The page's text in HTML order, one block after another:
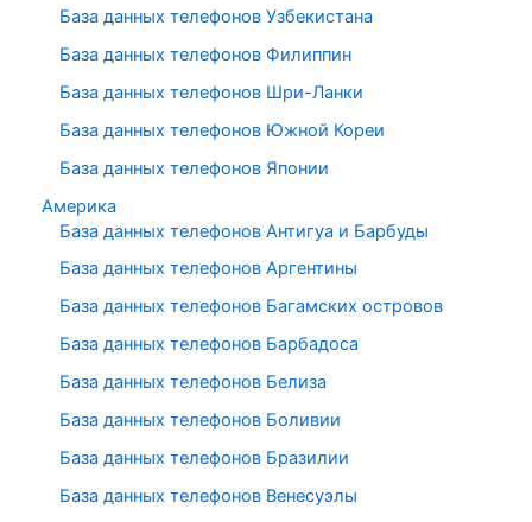
База данных телефонов Узбекистана
База данных телефонов Филиппин
База данных телефонов Шри-Ланки
База данных телефонов Южной Кореи
База данных телефонов Японии
Америка
База данных телефонов Антигуа и Барбуды
База данных телефонов Аргентины
База данных телефонов Багамских островов
База данных телефонов Барбадоса
База данных телефонов Белиза
База данных телефонов Боливии
База данных телефонов Бразилии
База данных телефонов Венесуэлы